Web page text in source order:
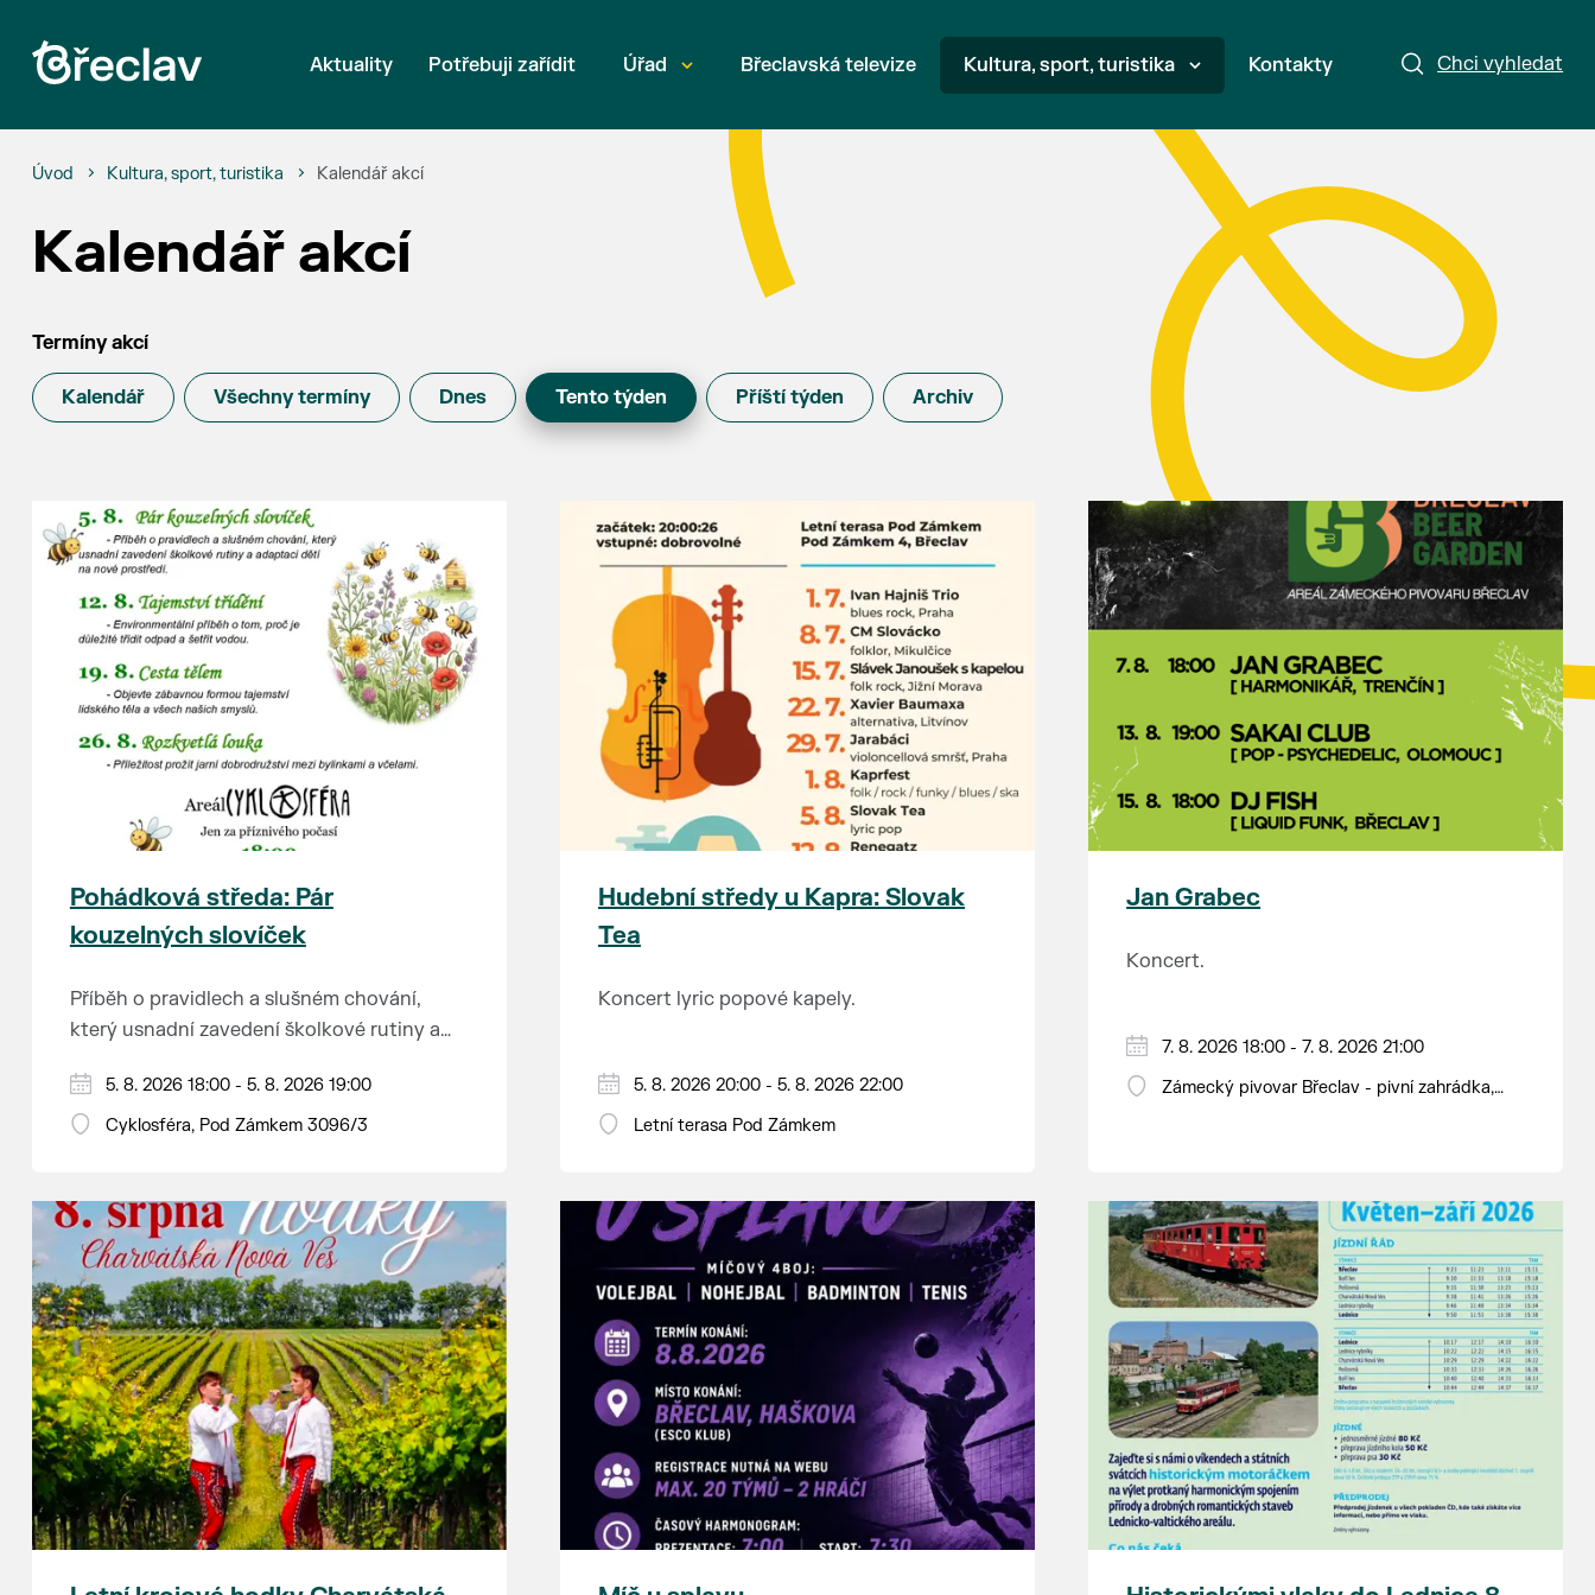
Chci vyhledat
Aktuality Potřebuji zařídit Úřad Břeclavská televize Kultura, sport, turistika Kontakty
Úvod Kultura, sport, turistika Kalendář akcí
Kalendář akcí
Termíny akcí
Kalendář Všechny termíny Dnes Tento týden Příští týden Archiv
Pohádková středa: Pár
kouzelných slovíček
Příběh o pravidlech a slušném chování,
který usnadní zavedení školkové rutiny a
Hraje se jen za příznivého počasí.
Vstupné dobrovolné.
5. 8. 2026 18:00 - 5. 8. 2026 19:00
Cyklosféra, Pod Zámkem 3096/3
Hudební středy u Kapra: Slovak
Tea
Koncert lyric popové kapely.
5. 8. 2026 20:00 - 5. 8. 2026 22:00
Letní terasa Pod Zámkem
Jan Grabec
Koncert.
7. 8. 2026 18:00 - 7. 8. 2026 21:00
Zámecký pivovar Břeclav - pivní zahrádka,